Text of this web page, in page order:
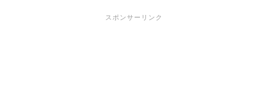
スポンサーリンク